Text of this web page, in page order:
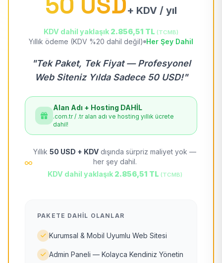
+ KDV / yıl
KDV dahil yaklaşık 2.856,51 TL (TCMB)
Yıllık ödeme (KDV %20 dahil değil) Her Şey Dahil
"Tek Paket, Tek Fiyat — Profesyonel
Web Siteniz Yılda Sadece 50 USD!"
Alan Adı + Hosting DAHİL
.com.tr / .tr alan adı ve hosting yıllık ücrete
dahil!
Yıllık 50 USD + KDV dışında sürpriz maliyet yok —
her şey dahil.
KDV dahil yaklaşık 2.856,51 TL (TCMB)
PAKETE DAHIL OLANLAR
Kurumsal & Mobil Uyumlu Web Sitesi
Admin Paneli — Kolayca Kendiniz Yönetin